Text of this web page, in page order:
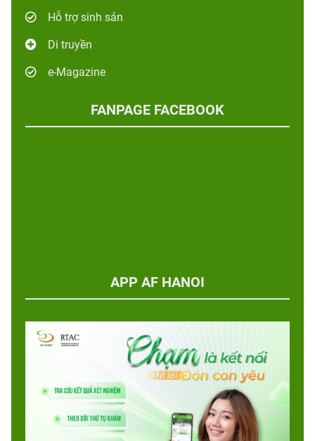
Hỗ trợ sinh sản
Di truyền
e-Magazine
FANPAGE FACEBOOK
APP AF HANOI